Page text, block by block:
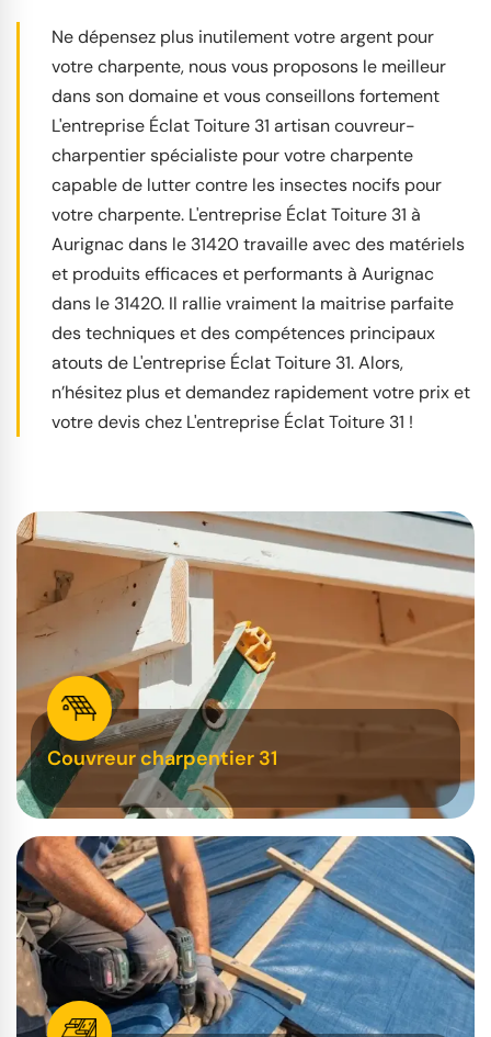
Ne dépensez plus inutilement votre argent pour
votre charpente, nous vous proposons le meilleur
dans son domaine et vous conseillons fortement
L'entreprise Éclat Toiture 31 artisan couvreur-
charpentier spécialiste pour votre charpente
capable de lutter contre les insectes nocifs pour
votre charpente. L'entreprise Éclat Toiture 31 à
Aurignac dans le 31420 travaille avec des matériels
et produits efficaces et performants à Aurignac
dans le 31420. Il rallie vraiment la maitrise parfaite
des techniques et des compétences principaux
atouts de L'entreprise Éclat Toiture 31. Alors,
n’hésitez plus et demandez rapidement votre prix et
votre devis chez L'entreprise Éclat Toiture 31 !
Couvreur charpentier 31